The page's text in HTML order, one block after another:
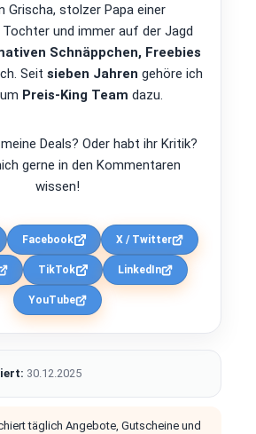
Grischa, stolzer Papa einer
Tochter und immer auf der Jagd
Schnäppchen, Freebies
Seit sieben Jahren gehöre ich
Preis-King Team dazu.
Deals? Oder habt ihr Kritik?
gerne in den Kommentaren
wissen!
Facebook X / Twitter
TikTok LinkedIn
YouTube
30.12.2025
täglich Angebote, Gutscheine und